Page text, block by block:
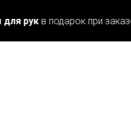
в подарок при заказе от 15